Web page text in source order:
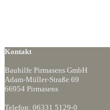
Kontakt
Bauhilfe Pirmasens GmbH
Adam-Müller-Straße 69
66954 Pirmasens
Telefon: 06331 5129-0